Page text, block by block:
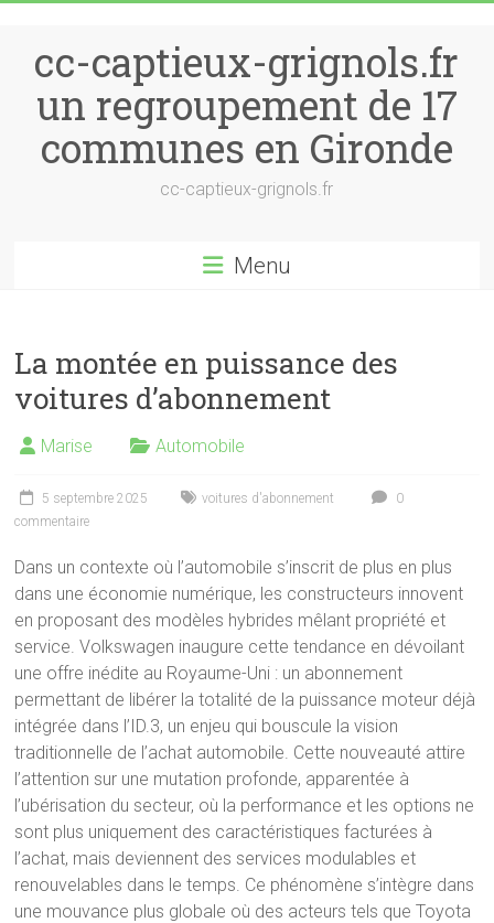
cc-captieux-grignols.fr
un regroupement de 17
communes en Gironde
cc-captieux-grignols.fr
Menu
La montée en puissance des
voitures d’abonnement
Marise Automobile
5 septembre 2025 voitures d'abonnement
0
commentaire
Dans un contexte où l’automobile s’inscrit de plus en plus
dans une économie numérique, les constructeurs innovent
en proposant des modèles hybrides mêlant propriété et
service. Volkswagen inaugure cette tendance en dévoilant
une offre inédite au Royaume-Uni : un abonnement
permettant de libérer la totalité de la puissance moteur déjà
intégrée dans l’ID.3, un enjeu qui bouscule la vision
traditionnelle de l’achat automobile. Cette nouveauté attire
l’attention sur une mutation profonde, apparentée à
l’ubérisation du secteur, où la performance et les options ne
sont plus uniquement des caractéristiques facturées à
l’achat, mais deviennent des services modulables et
renouvelables dans le temps. Ce phénomène s’intègre dans
une mouvance plus globale où des acteurs tels que Toyota